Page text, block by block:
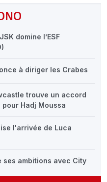
domine l’ESF
à diriger les Crabes
trouve un accord
Hadj Moussa
l'arrivée de Luca
ambitions avec City